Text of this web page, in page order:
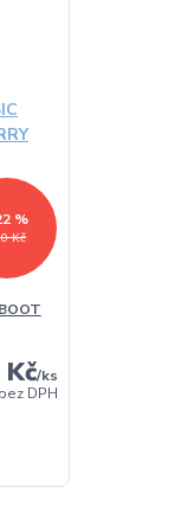
Kč
%
Kč/ks
bez DPH